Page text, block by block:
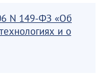
N 149-ФЗ «Об
и о